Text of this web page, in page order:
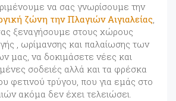
να σας γνωρίσουμε την
ζώνη την Πλαγιών Αιγιαλείας,
ξεναγήσουμε στους χώρους
, ωρίμανσης και παλαίωσης των
μας, να δοκιμάσετε νέες και
σοδειές αλλά και τα φρέσκα
φετινού τρύγου, που για εμάς στο
ακόμα δεν έχει τελειώσει.